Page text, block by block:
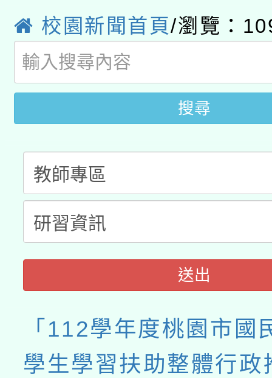
師專業成長研習實施計
方素養工作坊新北場」
「族語學習班」招生簡
文教學共融平台-教案
件」活動簡章
教育部國民及學前教育
年度COVID-19疫苗接
接種對象擴大為「滿6
月28日止
校園新聞首頁/瀏覽：
搜尋
送出
「112學年度桃園市國
學生學習扶助整體行政